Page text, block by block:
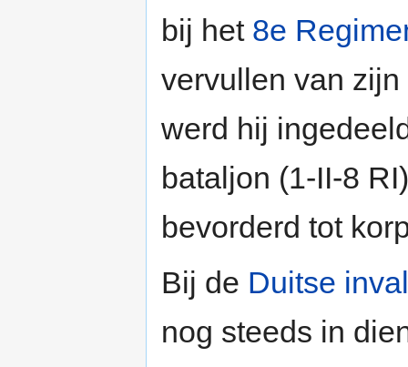
bij het 8e
vervullen van
werd hij
bataljon (1-II-8
bevorderd tot
Bij de Duitse inval
nog steeds in